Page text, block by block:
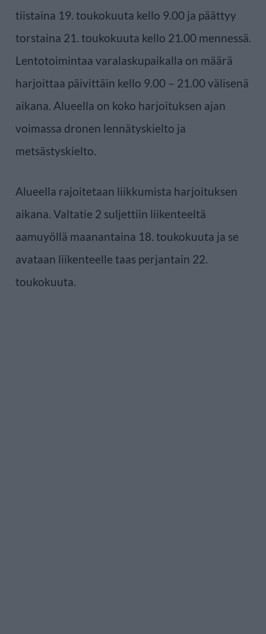
tiistaina 19. toukokuuta kello 9.00 ja päättyy
torstaina 21. toukokuuta kello 21.00 mennessä.
Lentotoimintaa varalaskupaikalla on määrä
harjoittaa päivittäin kello 9.00 – 21.00 välisenä
aikana. Alueella on koko harjoituksen ajan
voimassa dronen lennätyskielto ja
metsästyskielto.
Alueella rajoitetaan liikkumista harjoituksen
aikana. Valtatie 2 suljettiin liikenteeltä
aamuyöllä maanantaina 18. toukokuuta ja se
avataan liikenteelle taas perjantain 22.
toukokuuta.